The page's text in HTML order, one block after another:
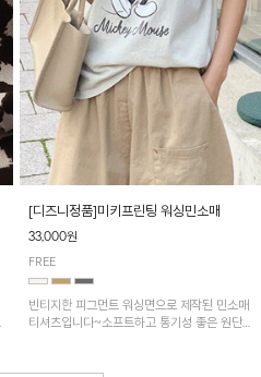
[디즈니정품]미키프린팅 워싱민소매
33,000원
FREE
빈티지한 피그먼트 워싱면으로 제작된 민소매
티셔츠입니다~소프트하고 통기성 좋은 원단